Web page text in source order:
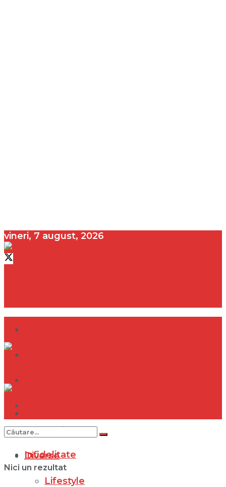
vineri, 7 august, 2026
Internațional
Diverse
Lifestyle
Infidelitate
Nici un rezultat